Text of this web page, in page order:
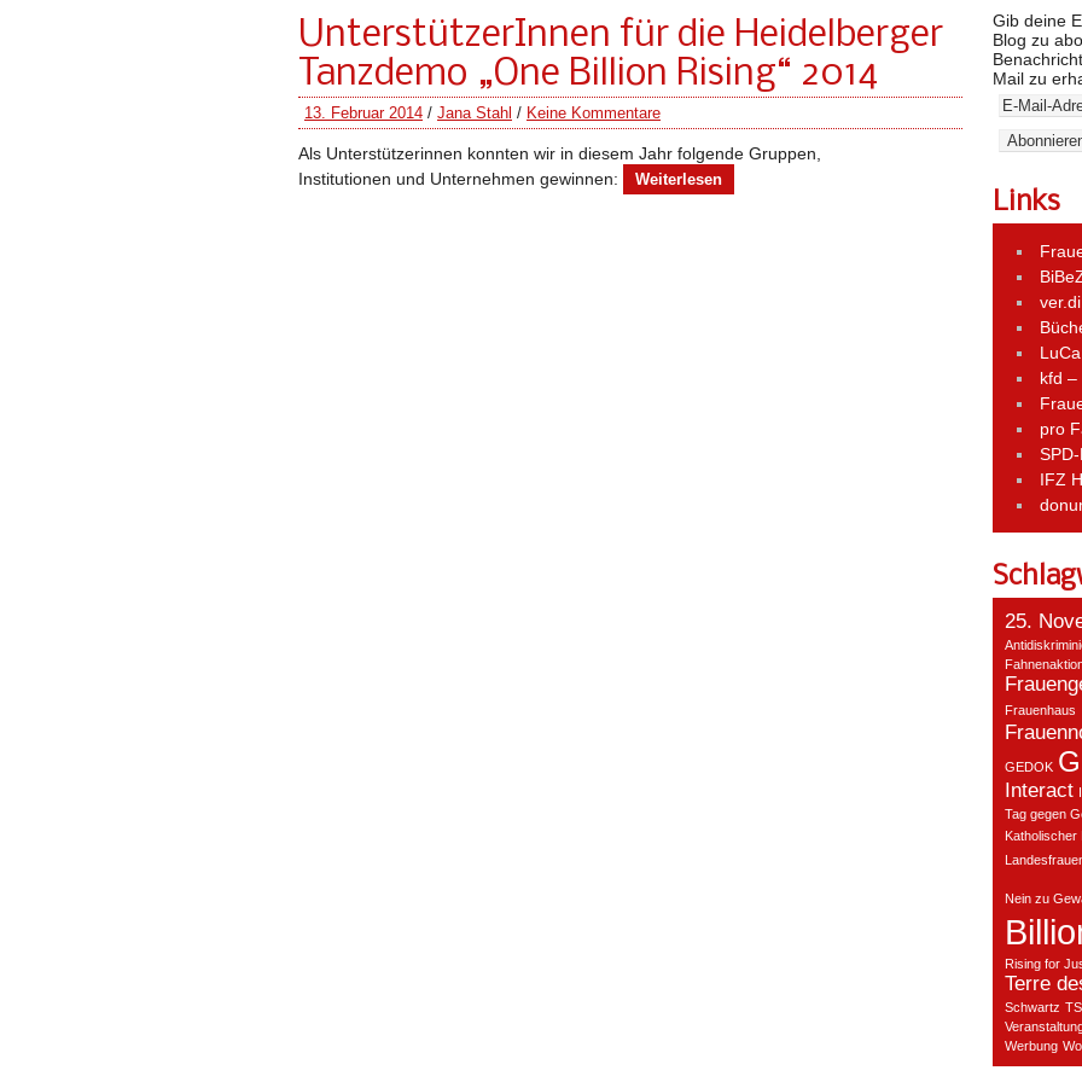
UnterstützerInnen für die Heidelberger
Tanzdemo „One Billion Rising“ 2014
13. Februar 2014 / Jana Stahl / Keine Kommentare
Als Unterstützerinnen konnten wir in diesem Jahr folgende Gruppen,
Institutionen und Unternehmen gewinnen:
Weiterlesen
Gib deine
Blog zu
Mail zu
Links
kfd –
pro
IFZ
25.
Frauenhaus
GEDOK
Interact
Tag gegen
Katholischer
Nein zu
Rising for
Terre
Schwartz
Werbung